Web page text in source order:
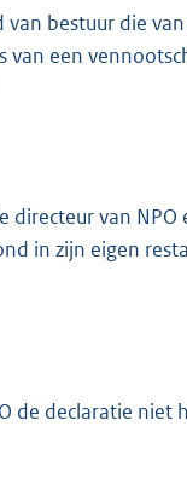
bestuur die
een
van
in zijn eigen
de declaratie